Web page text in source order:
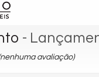
-
avaliação)